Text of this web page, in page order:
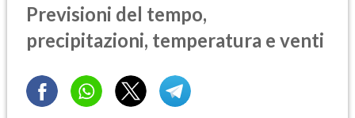
Previsioni del tempo,
precipitazioni, temperatura e venti